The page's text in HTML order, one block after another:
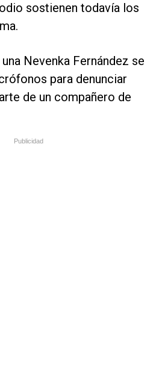
sostienen todavía los
Nevenka Fernández se
para denunciar
de un compañero de
Publicidad